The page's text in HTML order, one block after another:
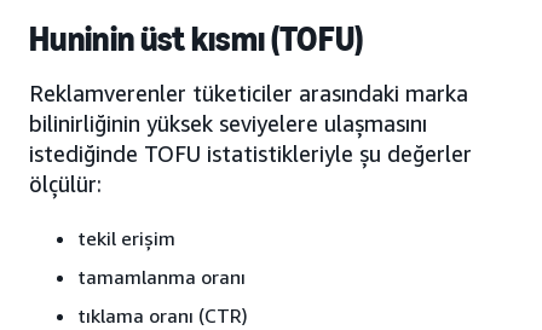
Huninin üst kısmı (TOFU)
Reklamverenler tüketiciler arasındaki marka
bilinirliğinin yüksek seviyelere ulaşmasını
istediğinde TOFU istatistikleriyle şu değerler
ölçülür:
tekil erişim
tamamlanma oranı
tıklama oranı (CTR)